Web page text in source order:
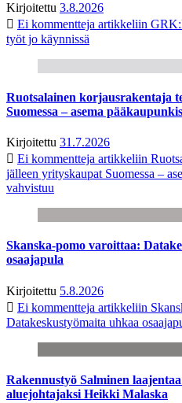
Kirjoitettu 3.8.2026
Ei kommentteja artikkeliin
työt jo käynnissä
Ruotsalainen korjausrakentaja
Suomessa – asema
Kirjoitettu 31.7.2026
Ei kommentteja artikkeliin
jälleen yrityskaupat Suomessa –
vahvistuu
Skanska-pomo varoittaa:
osaajapula
Kirjoitettu 5.8.2026
Ei kommentteja artikkeliin
Datakeskustyömaita uhkaa
Rakennustyö Salminen
aluejohtajaksi Heikki Malaska